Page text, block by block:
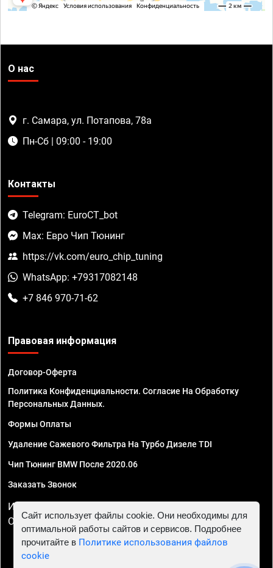
О нас
г. Самара, ул. Потапова, 78а
Пн-Сб | 09:00 - 19:00
Контакты
Telegram: EuroCT_bot
Max: Евро Чип Тюнинг
https://vk.com/euro_chip_tuning
WhatsApp: +79317082148
+7 846 970-71-62
Правовая информация
Договор-Оферта
Политика Конфиденциальности. Согласие На Обработку
Персональных Данных.
Формы Оплаты
Удаление Сажевого Фильтра На Турбо Дизеле TDI
Чип Тюнинг BMW После 2020.06
Заказать Звонок
ИП Смирнов Георгий Павлович. ИНН 781302555843,
ОГРНИП 324470400032610
Сайт использует файлы cookie. Они необходимы для
оптимальной работы сайтов и сервисов. Подробнее
прочитайте в Политике использования файлов
cookie